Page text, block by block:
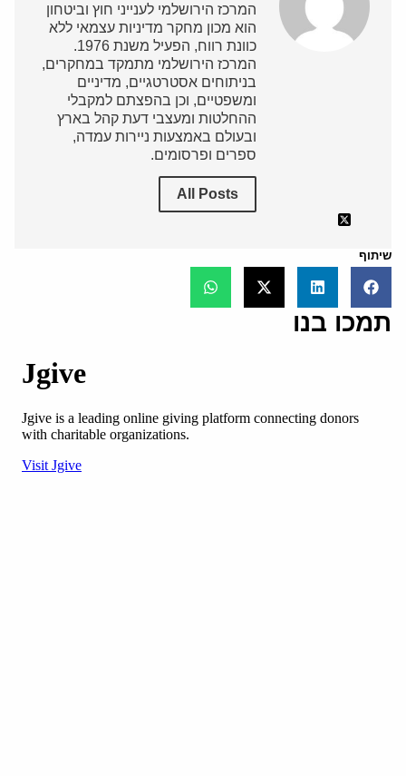
המרכז הירושלמי לענייני חוץ וביטחון
הוא מכון מחקר מדיניות עצמאי ללא
כוונת רווח, הפעיל משנת 1976.
המרכז הירושלמי מתמקד במחקרים,
בניתוחים אסטרטגיים, מדיניים
ומשפטיים, וכן בהפצתם למקבלי
ההחלטות ומעצבי דעת קהל בארץ
ובעולם באמצעות ניירות עמדה,
ספרים ופרסומים.
All Posts
שיתוף
תמכו בנו